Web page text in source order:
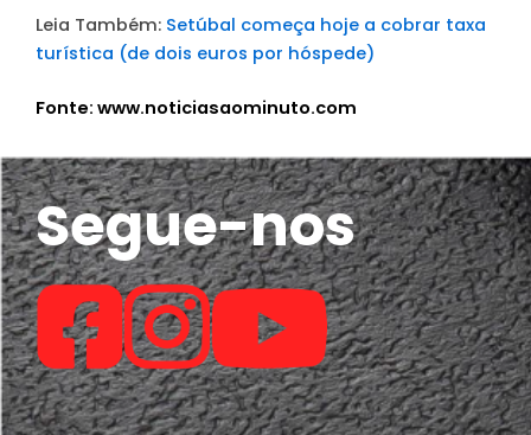
Leia Também: Setúbal começa hoje a cobrar taxa
turística (de dois euros por hóspede)
Fonte: www.noticiasaominuto.com
Segue-nos